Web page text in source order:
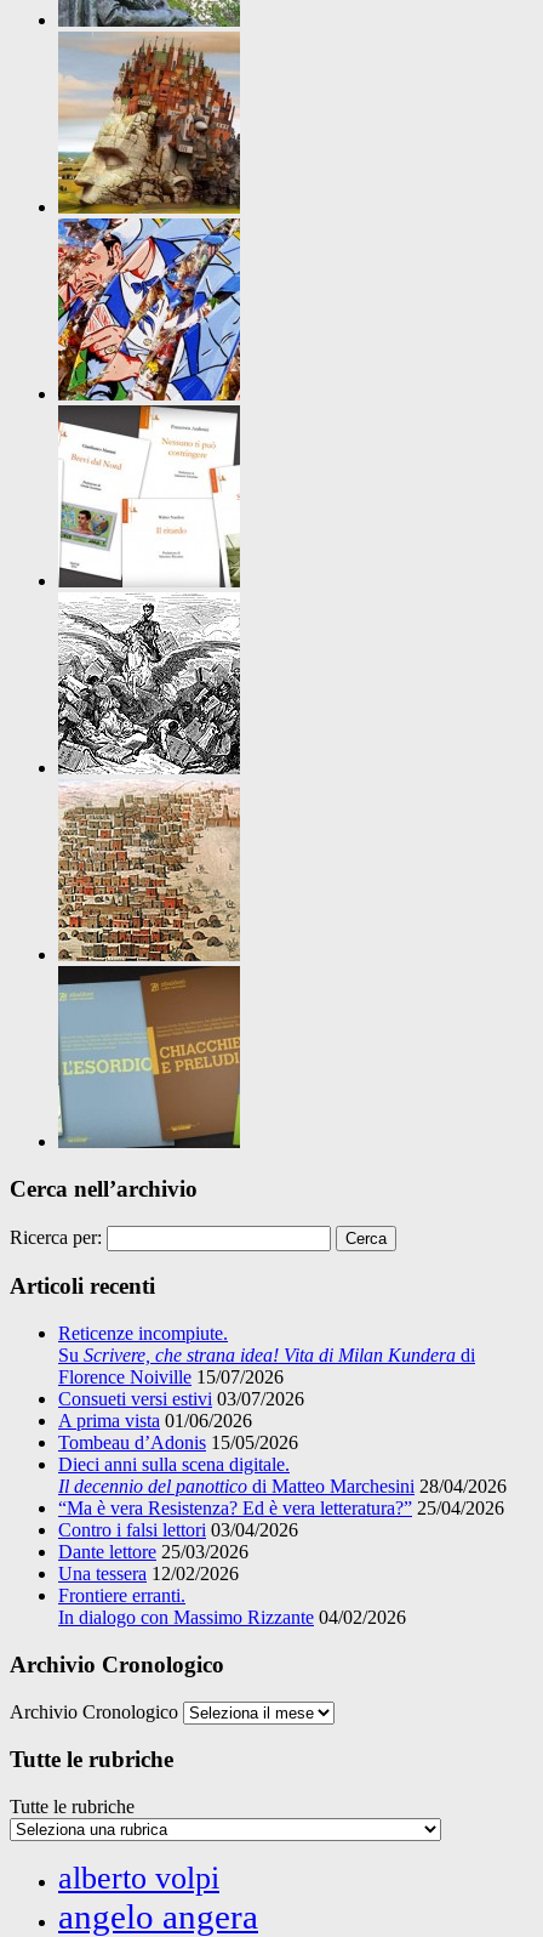
Cerca nell’archivio
Ricerca per:
Articoli recenti
Reticenze incompiute.
Su Scrivere, che strana idea! Vita di Milan Kundera di
Florence Noiville 15/07/2026
Consueti versi estivi 03/07/2026
A prima vista 01/06/2026
Tombeau d’Adonis 15/05/2026
Dieci anni sulla scena digitale.
Il decennio del panottico di Matteo Marchesini 28/04/2026
“Ma è vera Resistenza? Ed è vera letteratura?” 25/04/2026
Contro i falsi lettori 03/04/2026
Dante lettore 25/03/2026
Una tessera 12/02/2026
Frontiere erranti.
In dialogo con Massimo Rizzante 04/02/2026
Archivio Cronologico
Archivio Cronologico
Tutte le rubriche
Tutte le rubriche
alberto volpi
angelo angera